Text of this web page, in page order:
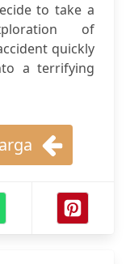
to take a
of
quickly
a terrifying